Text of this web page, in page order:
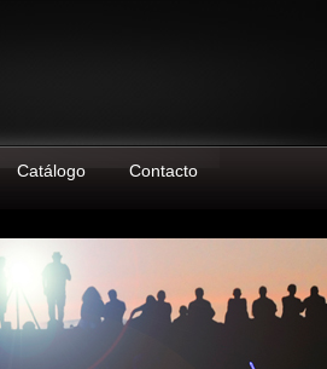
Catálogo Contacto